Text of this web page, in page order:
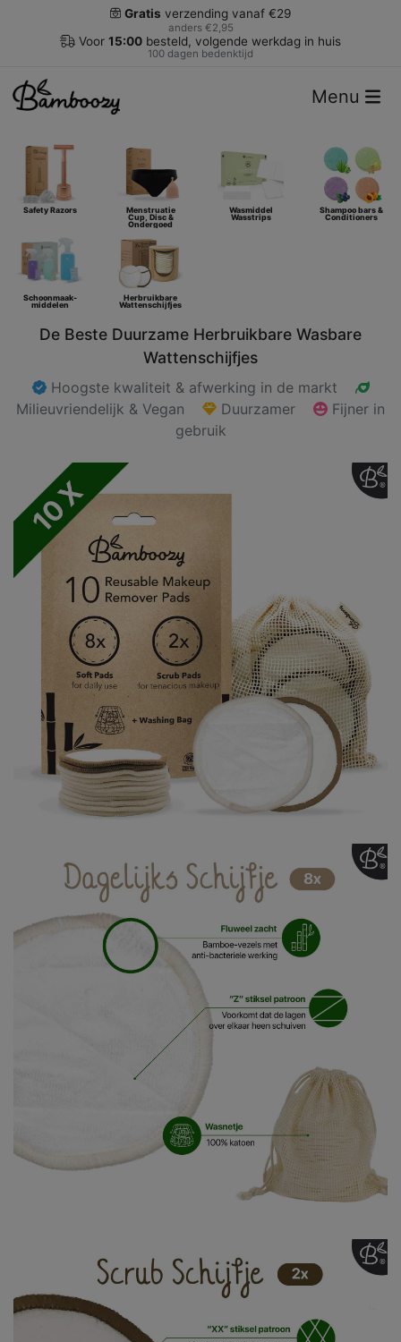
Gratis verzending vanaf €29
anders €2,95
Voor 15:00 besteld, volgende werkdag in huis
100 dagen bedenktijd
Menu
Safety Razors Menstruatie
Cup, Disc &
Ondergoed
Wasmiddel
Wasstrips
Shampoo bars &
Conditioners
Schoonmaak-
middelen
Herbruikbare
Wattenschijfjes
De Beste Duurzame Herbruikbare Wasbare
Wattenschijfjes
Hoogste kwaliteit & afwerking in de markt
Milieuvriendelijk & Vegan
Duurzamer
Fijner in
gebruik